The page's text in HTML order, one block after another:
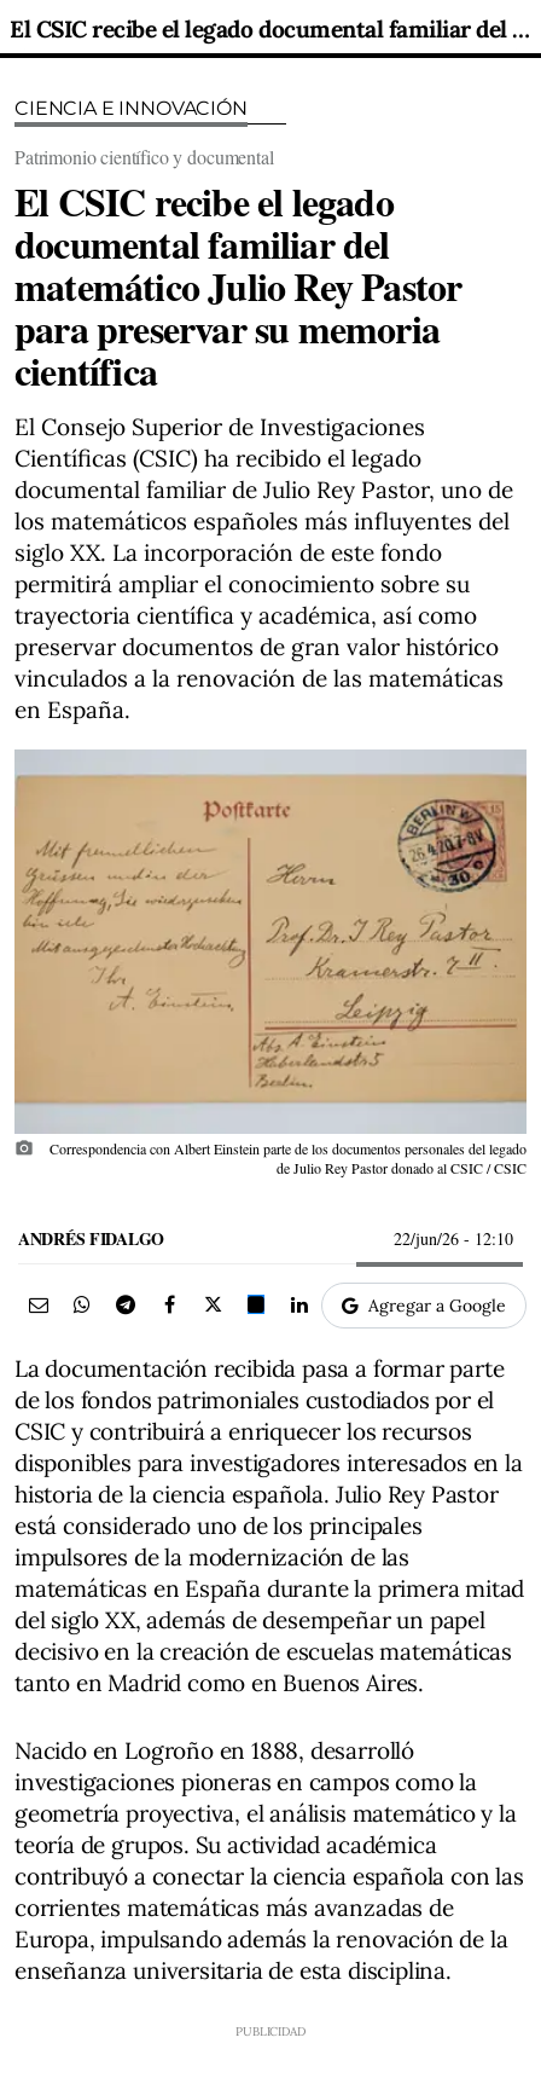
El CSIC recibe el legado documental familiar del matemático Julio Rey Pastor para preservar su memoria científica
CIENCIA E INNOVACIÓN
Patrimonio científico y documental
El CSIC recibe el legado
documental familiar del
matemático Julio Rey Pastor
para preservar su memoria
científica
El Consejo Superior de Investigaciones
Científicas (CSIC) ha recibido el legado
documental familiar de Julio Rey Pastor, uno de
los matemáticos españoles más influyentes del
siglo XX. La incorporación de este fondo
permitirá ampliar el conocimiento sobre su
trayectoria científica y académica, así como
preservar documentos de gran valor histórico
vinculados a la renovación de las matemáticas
en España.
photo_camera
Correspondencia con Albert Einstein parte de los documentos personales del legado
de Julio Rey Pastor donado al CSIC / CSIC
ANDRÉS FIDALGO 22/jun/26 - 12:10
Agregar a Google
La documentación recibida pasa a formar parte
de los fondos patrimoniales custodiados por el
CSIC y contribuirá a enriquecer los recursos
disponibles para investigadores interesados en la
historia de la ciencia española. Julio Rey Pastor
está considerado uno de los principales
impulsores de la modernización de las
matemáticas en España durante la primera mitad
del siglo XX, además de desempeñar un papel
decisivo en la creación de escuelas matemáticas
tanto en Madrid como en Buenos Aires.
Nacido en Logroño en 1888, desarrolló
investigaciones pioneras en campos como la
geometría proyectiva, el análisis matemático y la
teoría de grupos. Su actividad académica
contribuyó a conectar la ciencia española con las
corrientes matemáticas más avanzadas de
Europa, impulsando además la renovación de la
enseñanza universitaria de esta disciplina.